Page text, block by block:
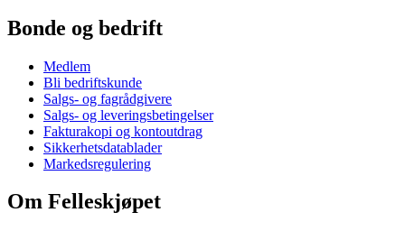
Bonde og bedrift
Medlem
Bli bedriftskunde
Salgs- og fagrådgivere
Salgs- og leveringsbetingelser
Fakturakopi og kontoutdrag
Sikkerhetsdatablader
Markedsregulering
Om Felleskjøpet